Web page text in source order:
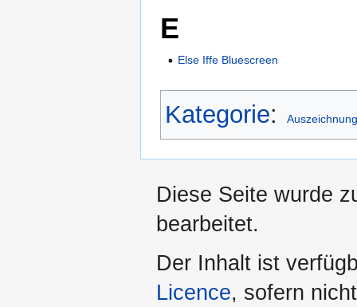
E
Else Iffe Bluescreen
Kategorie:
Diese Seite wurde
bearbeitet.
Der Inhalt ist
Licence, sofern